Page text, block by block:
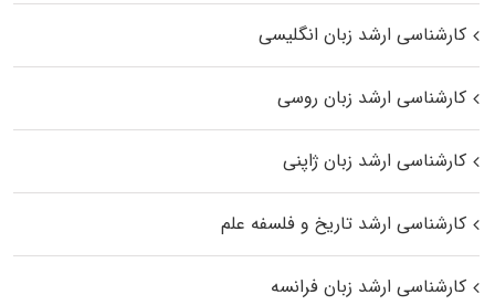
کارشناسی ارشد زبان انگلیسی
کارشناسی ارشد زبان روسی
کارشناسی ارشد زبان ژاپنی
کارشناسی ارشد تاریخ و فلسفه علم
کارشناسی ارشد زبان فرانسه